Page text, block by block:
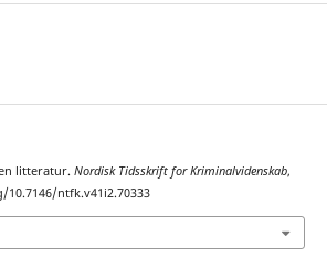
litteratur. Nordisk Tidsskrift for Kriminalvidenskab,
ntfk.v41i2.70333